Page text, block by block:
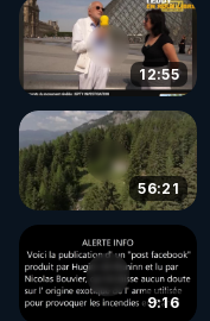
12:55
56:21
9:16